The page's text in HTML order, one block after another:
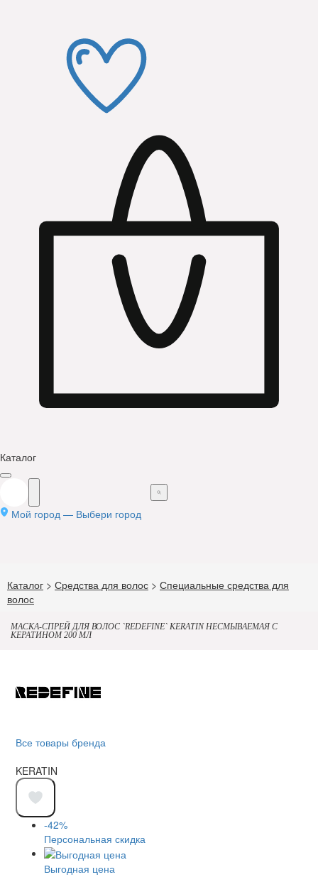
Каталог
Мой город — Выбери город
Каталог > Средства для волос > Специальные средства для
волос
МАСКА-СПРЕЙ ДЛЯ ВОЛОС `REDEFINE` KERATIN НЕСМЫВАЕМАЯ С
КЕРАТИНОМ 200 МЛ
Все товары бренда
KERATIN
-42%
Персональная скидка
Выгодная цена